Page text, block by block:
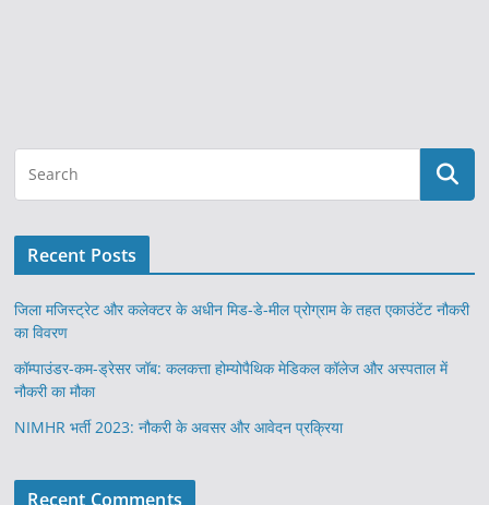
Recent Posts
जिला मजिस्ट्रेट और कलेक्टर के अधीन मिड-डे-मील प्रोग्राम के तहत एकाउंटेंट नौकरी
का विवरण
कॉम्पाउंडर-कम-ड्रेसर जॉब: कलकत्ता होम्योपैथिक मेडिकल कॉलेज और अस्पताल में
नौकरी का मौका
NIMHR भर्ती 2023: नौकरी के अवसर और आवेदन प्रक्रिया
Recent Comments